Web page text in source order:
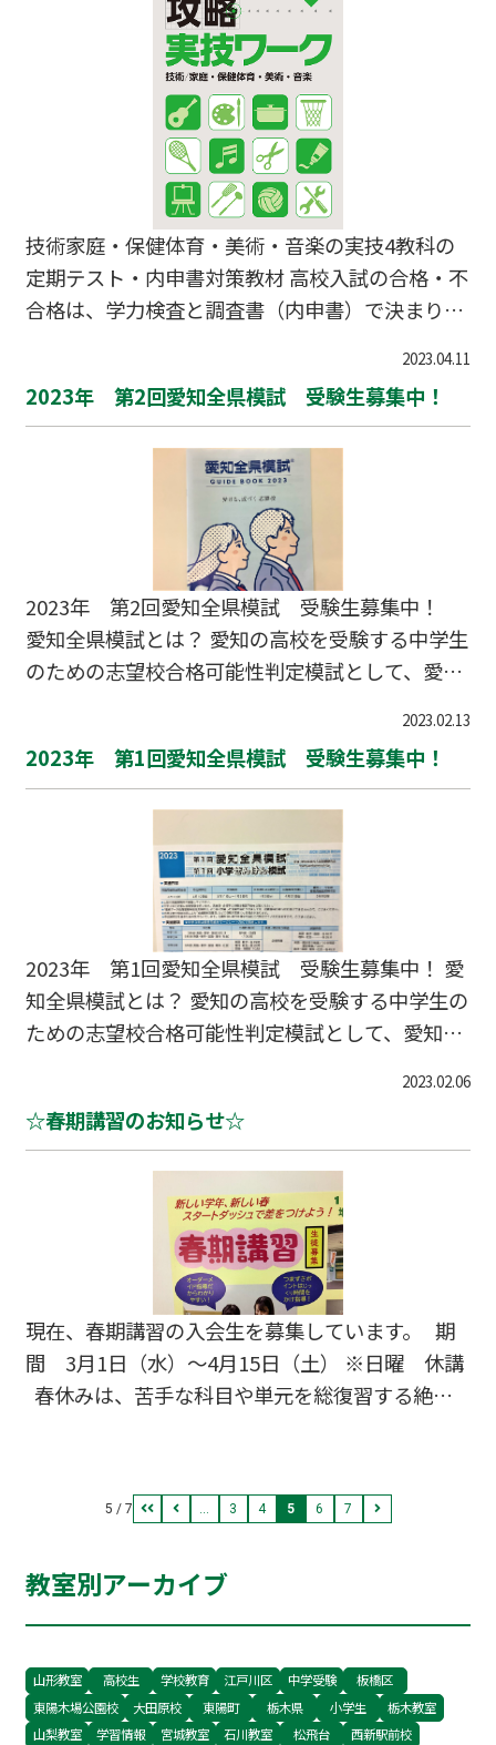
技術家庭・保健体育・美術・音楽の実技4教科の
定期テスト・内申書対策教材 高校入試の合格・不
合格は、学力検査と調査書（内申書）で決まりま
技4教科の成績アップも欠かせません。 本書は、
その実技4教科の定期テストで高得点を取るため
4-6181までお問い合わせください。
2023.04.11
2023年 第2回愛知全県模試 受験生募集中！
2023年 第2回愛知全県模試 受験生募集中！
愛知全県模試とは？ 愛知の高校を受験する中学生
のための志望校合格可能性判定模試として、愛知
数は16万名を超え、県内最大規模の模擬試験で
す。 現在、愛知全県模試の受験生を募集していま
す。 今回の募集は中学３年のみ、会場は全県模試
通っていない外部生の方も模試のみ受験すること
ができます。 試験実施日 5月28日（日） 受験
料 4,200円 申込締切日 4月28日（金） 会
場 未定
2023.02.13
2023年 第1回愛知全県模試 受験生募集中！
2023年 第1回愛知全県模試 受験生募集中！ 愛
知全県模試とは？ 愛知の高校を受験する中学生の
ための志望校合格可能性判定模試として、愛知県
は16万名を超え、県内最大規模の模擬試験です。
現在、愛知全県模試の受験生を募集しています。
験することができます。 試験実施日 3月25日
（土） 受験料 4,200円 ※受験日当日にお持ちく
ださい。 申込締切日 3月10日（金） 会場 Wa
m星ヶ丘西山校 お申し込み・詳細については、05
2-784-6181までお問合せください。
2023.02.06
☆春期講習のお知らせ☆
現在、春期講習の入会生を募集しています。 期
間 3月1日（水）～4月15日（土） ※日曜 休講
春休みは、苦手な科目や単元を総復習する絶好
ます。 小中高 全教科の授業が可能です。この
機会にぜひ受講をご検討ください。 授業料など詳
5 / 7 3 4 5 6 7
教室別アーカイブ
山形教室 高校生 学校教育 江戸川区 中学受験
板橋区
東陽木場公園校
大田原校 東陽町 栃木県 小学生
栃木教室
山梨教室
学習情報 宮城教室 石川教室 松飛台
西新駅前校